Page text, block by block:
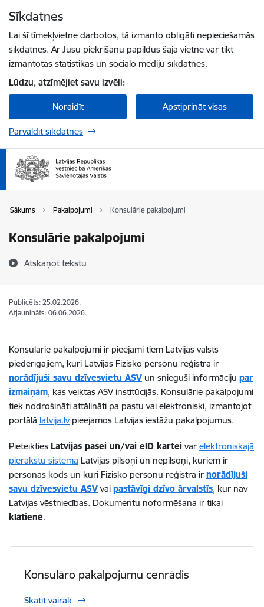
Sīkdatnes
Lai šī tīmekļvietne darbotos, tā izmanto obligāti nepieciešamās
sīkdatnes. Ar Jūsu piekrišanu papildus šajā vietnē var tikt
izmantotas statistikas un sociālo mediju sīkdatnes.
Lūdzu, atzīmējiet savu izvēli:
Noraidīt Apstiprināt visas
Pārvaldīt sīkdatnes
Sākums Pakalpojumi Konsulārie pakalpojumi
Konsulārie pakalpojumi
Atskaņot tekstu
Publicēts: 25.02.2026.
Atjaunināts: 06.06.2026.
Konsulārie pakalpojumi ir pieejami tiem Latvijas valsts
piederīgajiem, kuri Latvijas Fizisko personu reģistrā ir
norādījuši savu dzīvesvietu ASV un snieguši informāciju par
izmaiņām, kas veiktas ASV institūcijās. Konsulārie pakalpojumi
tiek nodrošināti attālināti pa pastu vai elektroniski, izmantojot
portālā latvija.lvpieejamos Latvijas iestāžu pakalpojumus.
Pieteikties Latvijas pasei un/vai eID kartei var elektroniskajā
pierakstu sistēmā Latvijas pilsoņi un nepilsoņi, kuriem ir
personas kods un kuri Fizisko personu reģistrā ir norādījuši
savu dzīvesvietu ASV vai pastāvīgi dzīvo ārvalstīs, kur nav
Latvijas vēstniecības. Dokumentu noformēšana ir tikai
klātienē.
Konsulāro pakalpojumu cenrādis
Skatīt vairāk